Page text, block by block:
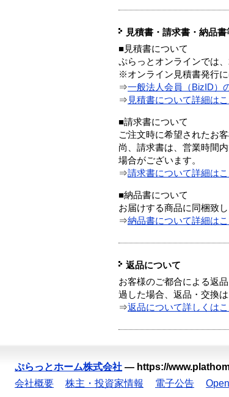
見積書・請求書・納品
■見積書について
ぷらっとオンラインでは
※オンライン見積書発行に
⇒一般法人会員（BizID）
⇒ 見積書について詳細は
■請求書について
ご注文時に希望されたお
尚、請求書は、営業時間
場合がございます。
⇒請求書について詳細は
■納品書について
お届けする商品に同梱致し
⇒納品書について詳細は
返品について
お客様のご都合による返
過した場合、返品・交換
⇒返品について詳しくは
ぷらっとホーム株式会社 — https://
会社概要
株主・投資家情報 電子公告